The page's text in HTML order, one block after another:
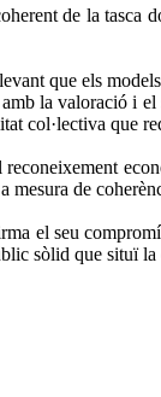
de la
que els
la valoració i
col·lectiva que
mesura de
el seu
sòlid que situï